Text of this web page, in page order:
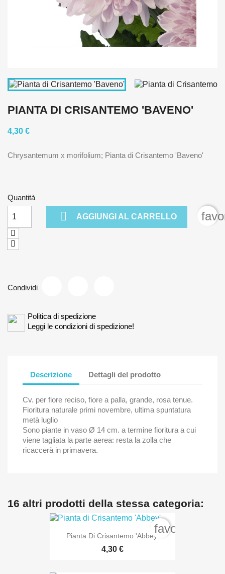
PIANTA DI CRISANTEMO 'BAVENO'
4,30 €
Chrysantemum x morifolium; Pianta di Crisantemo 'Baveno'
Quantità
 AGGIUNGI AL CARRELLO
Condividi
Politica di spedizione
Leggi le condizioni di spedizione!
Descrizione Dettagli del prodotto
Cv. per fiore reciso, fiore a palla, grande, rosa tenue.
Fioritura naturale primi novembre, ultima spuntatura
metà luglio
Sono piante in vaso Ø 14 cm. a termine fioritura a cui
viene tagliata la parte aerea: resta la zolla che
ricaccerà in primavera.
16 altri prodotti della stessa categoria:
Pianta Di Crisantemo 'Abbey'
4,30 €